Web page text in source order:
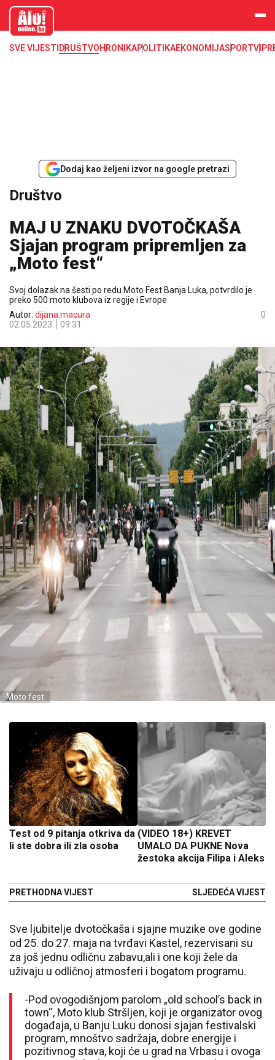
aloonline.b
SVE VIJESTI DRUŠTVOHRONIKAPOLITIKAEKONOMIJASPORTVIP
Dodaj kao željeni izvor na google pretrazi
Društvo
MAJ U ZNAKU DVOTOČKAŠA
Sjajan program pripremljen za
„Moto fest“
Svoj dolazak na šesti po redu Moto Fest Banja Luka, potvrdilo je
preko 500 moto klubova iz regije i Evrope
Autor: dijana.macura
02.05.2023.
09:31
0
Moto fest
Test od 9 pitanja otkriva da
li ste dobra ili zla osoba
PRETHODNA VIJEST
(VIDEO 18+) KREVET
UMALO DA PUKNE Nova
žestoka akcija Filipa i Aleks
SLJEDEĆA VIJEST
Sve ljubitelje dvotočkaša i sjajne muzike ove godine
od 25. do 27. maja na tvrđavi Kastel, rezervisani su
za još jednu odličnu zabavu,ali i one koji žele da
uživaju u odličnoj atmosferi i bogatom programu.
-Pod ovogodišnjom parolom „old school’s back in
town“, Moto klub Stršljen, koji je organizator ovog
događaja, u Banju Luku donosi sjajan festivalski
program, mnoštvo sadržaja, dobre energije i
pozitivnog stava, koji će u grad na Vrbasu i ovoga